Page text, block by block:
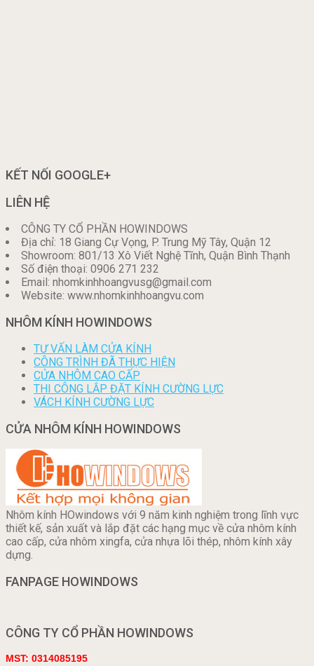
KẾT NỐI GOOGLE+
LIÊN HỆ
CÔNG TY CỔ PHẦN HOWINDOWS
Địa chỉ: 18 Giang Cự Vọng, P. Trung Mỹ Tây, Quận 12
Showroom: 801/13 Xô Viết Nghệ Tĩnh, Quận Bình Thạnh
Số điện thoại: 0906 271 232
Email: nhomkinhhoangvusg@gmail.com
Website: www.nhomkinhhoangvu.com
NHÔM KÍNH HOWINDOWS
TƯ VẤN LÀM CỬA KÍNH
CÔNG TRÌNH ĐÃ THỰC HIỆN
CỬA NHÔM CAO CẤP
THI CÔNG LẮP ĐẶT KÍNH CƯỜNG LỰC
VÁCH KÍNH CƯỜNG LỰC
CỬA NHÔM KÍNH HOWINDOWS
Nhôm kính HOwindows với 9 năm kinh nghiệm trong lĩnh vực
thiết kế, sản xuất và lắp đặt các hạng mục về cửa nhôm kính
cao cấp, cửa nhôm xingfa, cửa nhựa lõi thép, nhôm kính xây
dựng.
FANPAGE HOWINDOWS
CÔNG TY CỔ PHẦN HOWINDOWS
MST: 0314085195